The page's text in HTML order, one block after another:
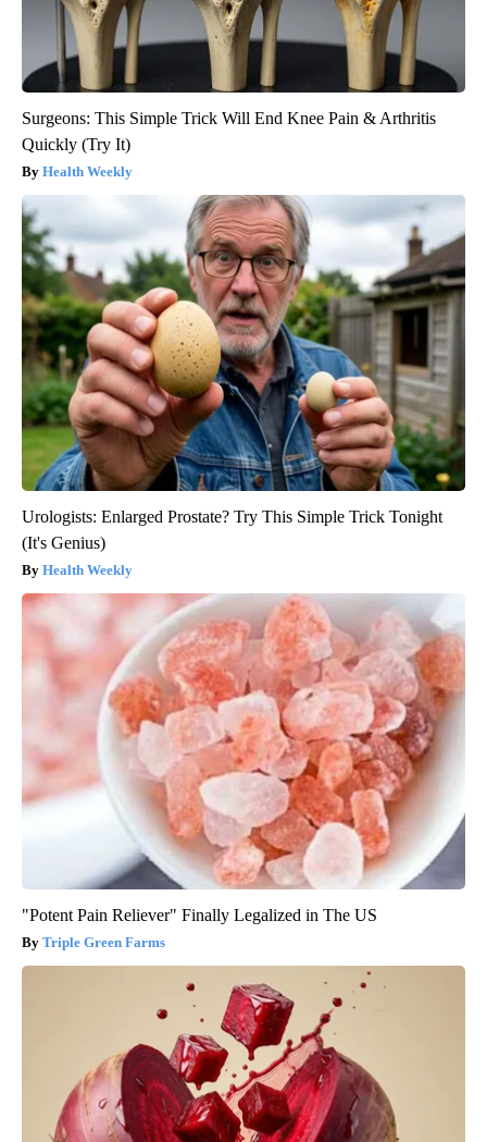
Surgeons: This Simple Trick Will End Knee Pain & Arthritis
Quickly (Try It)
Health Weekly
Urologists: Enlarged Prostate? Try This Simple Trick Tonight
(It's Genius)
Health Weekly
"Potent Pain Reliever" Finally Legalized in The US
Triple Green Farms